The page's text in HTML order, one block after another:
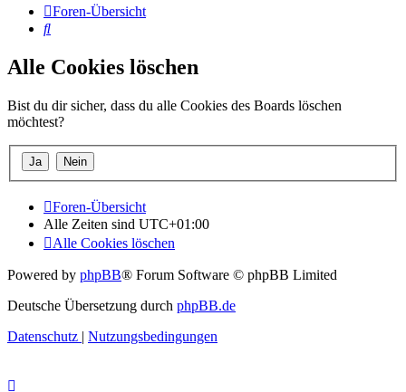
Foren-Übersicht
Suche
Alle Cookies löschen
Bist du dir sicher, dass du alle Cookies des Boards löschen
möchtest?
Foren-Übersicht
Alle Zeiten sind UTC+01:00
Alle Cookies löschen
Powered by phpBB® Forum Software © phpBB Limited
Deutsche Übersetzung durch phpBB.de
Datenschutz | Nutzungsbedingungen